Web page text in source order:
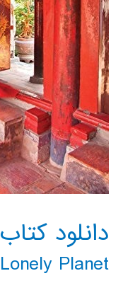
دانلود کتاب Lonely Planet ویتنام 2016
Lonely Planet